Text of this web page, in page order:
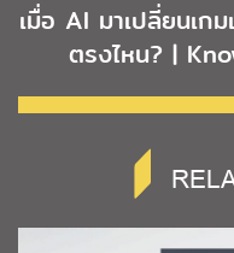
เมื่อ AI มาเปลี่ยนเก
ตรงไหน? |